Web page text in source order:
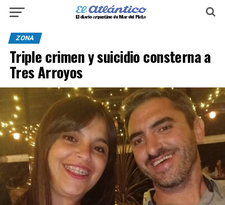
ZONA
Triple crimen y suicidio consterna a
Tres Arroyos